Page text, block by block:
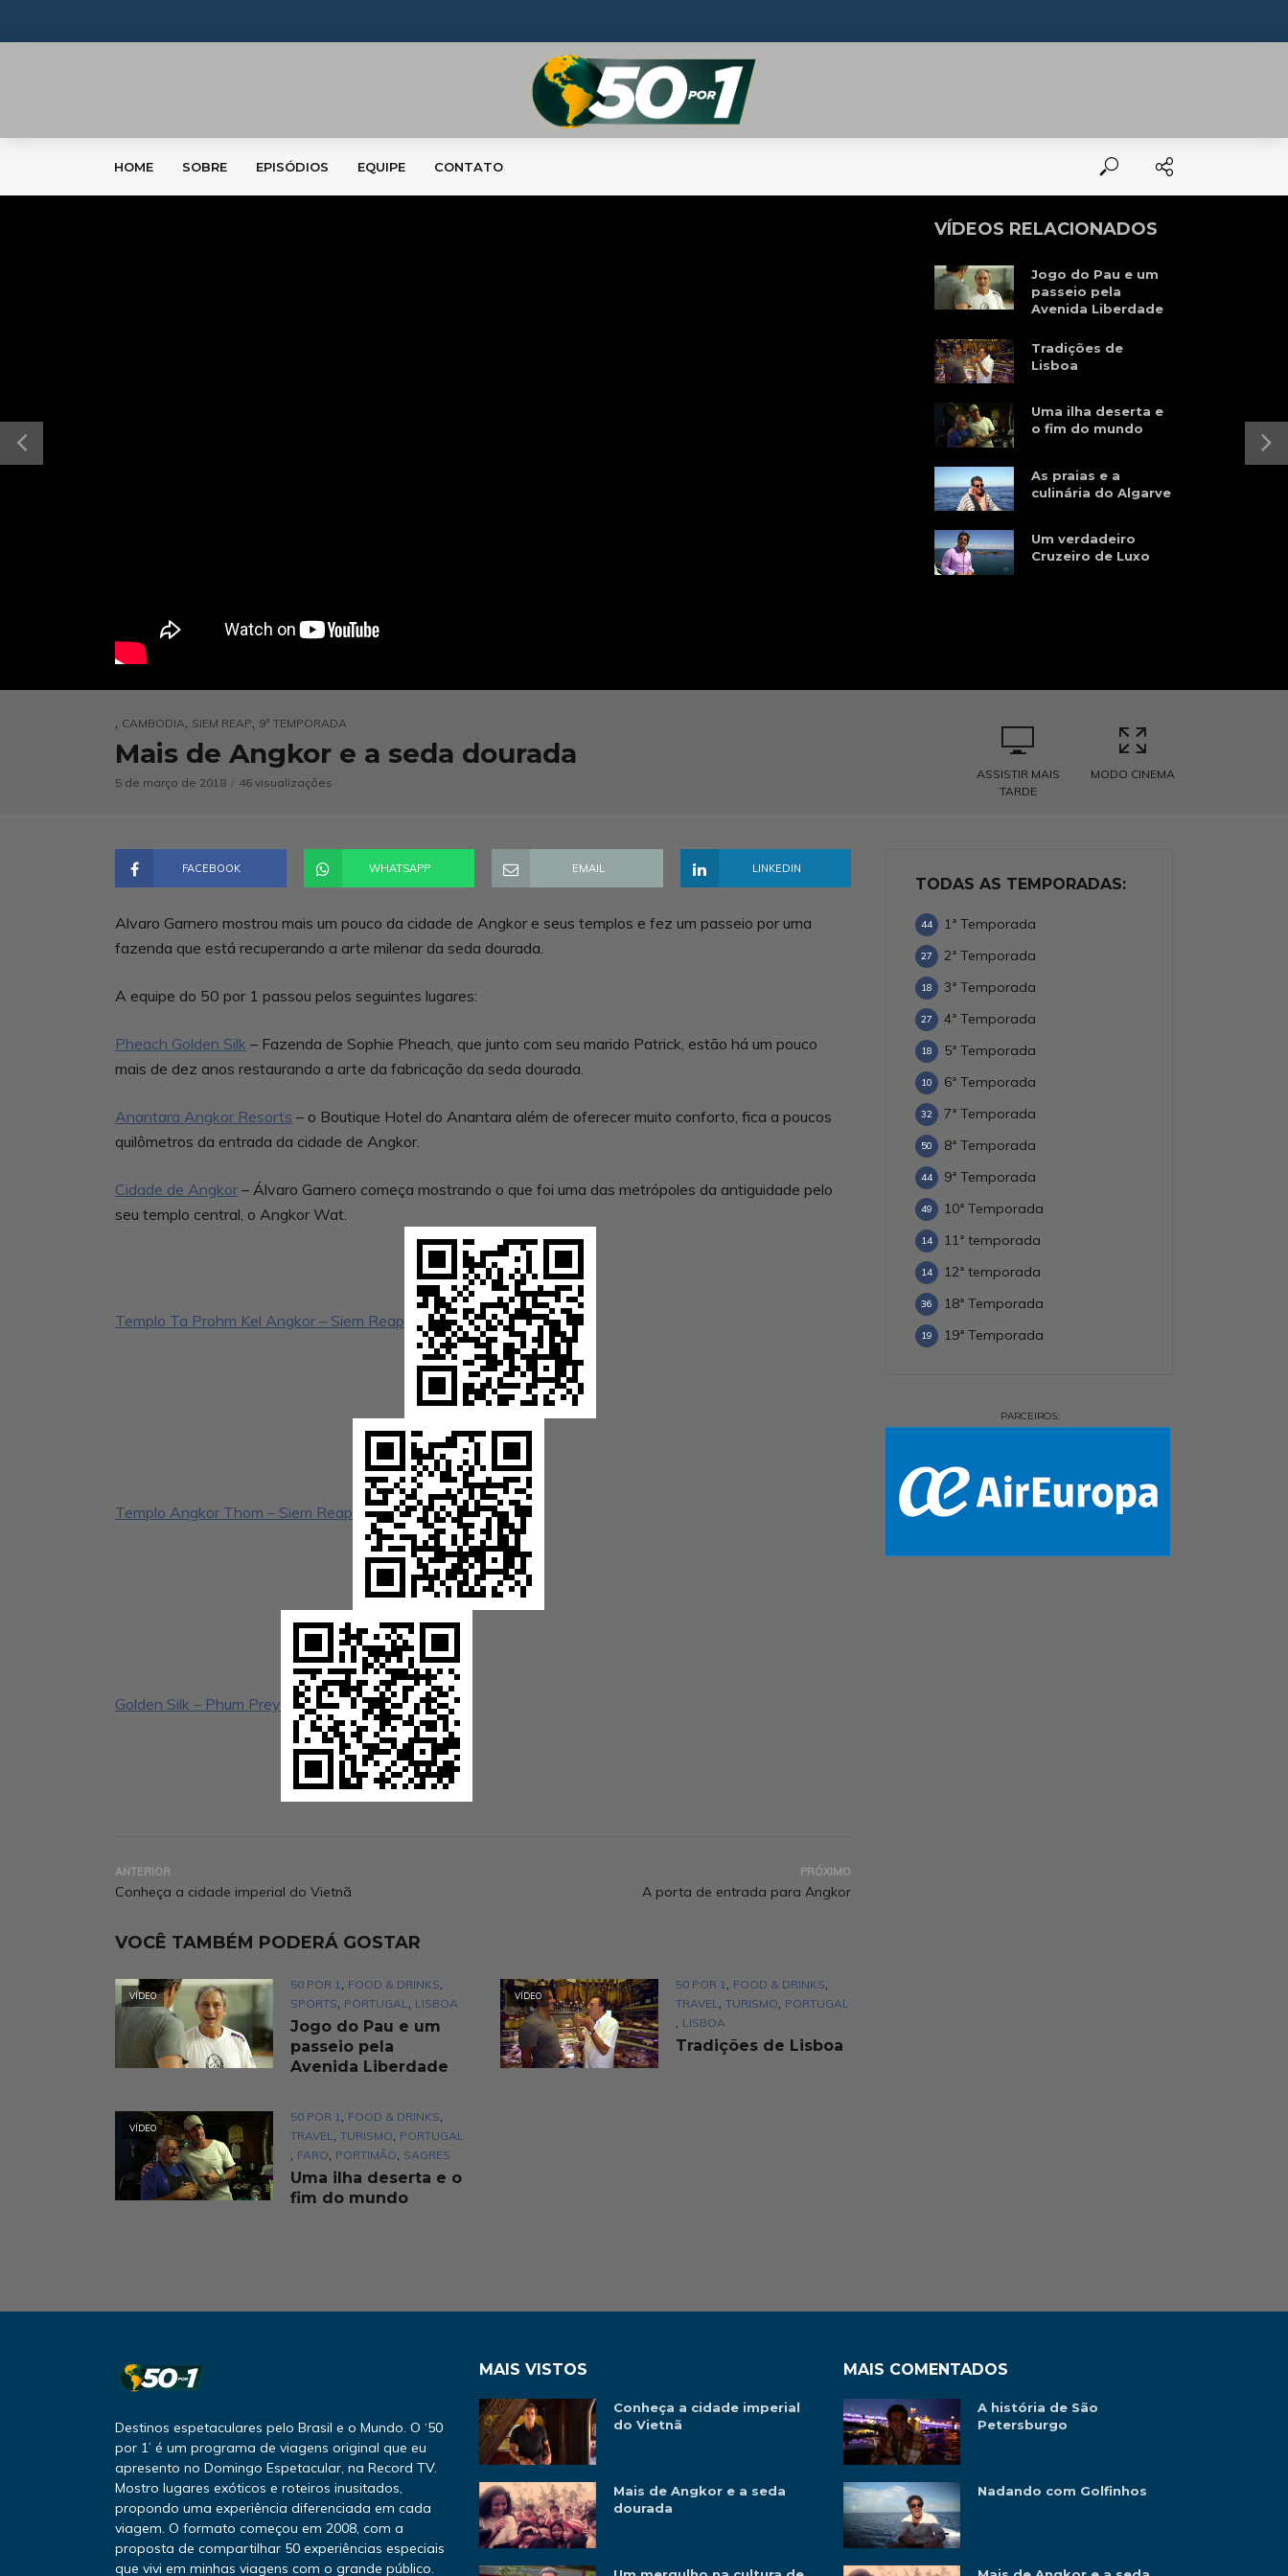
HOME SOBRE EPISÓDIOS EQUIPE CONTATO
VÍDEOS RELACIONADOS
Jogo do Pau e um
passeio pela
Avenida Liberdade
Tradições de
Lisboa
Uma ilha deserta e
o fim do mundo
As praias e a
culinária do Algarve
Um verdadeiro
Cruzeiro de Luxo
, CAMBODIA, SIEM REAP, 9ª TEMPORADA
Mais de Angkor e a seda dourada
5 de março de 2018 46 visualizações
ASSISTIR MAIS
TARDE
MODO CINEMA
FACEBOOK WHATSAPP EMAIL LINKEDIN
Alvaro Garnero mostrou mais um pouco da cidade de Angkor e seus templos e fez um passeio por uma
fazenda que está recuperando a arte milenar da seda dourada.
A equipe do 50 por 1 passou pelos seguintes lugares:
Pheach Golden Silk – Fazenda de Sophie Pheach, que junto com seu marido Patrick, estão há um pouco
mais de dez anos restaurando a arte da fabricação da seda dourada.
Anantara Angkor Resorts – o Boutique Hotel do Anantara além de oferecer muito conforto, fica a poucos
quilômetros da entrada da cidade de Angkor.
Cidade de Angkor – Álvaro Garnero começa mostrando o que foi uma das metrópoles da antiguidade pelo
seu templo central, o Angkor Wat.
Templo Ta Prohm Kel Angkor – Siem Reap
Templo Angkor Thom – Siem Reap
Golden Silk – Phum Prey
ANTERIOR
Conheça a cidade imperial do Vietnã
PRÓXIMO
A porta de entrada para Angkor
VOCÊ TAMBÉM PODERÁ GOSTAR
VÍDEO
50 POR 1 , FOOD & DRINKS,
SPORTS PORTUGAL LISBOA
Jogo do Pau e um
passeio pela
Avenida Liberdade
VÍDEO
50 POR 1 , FOOD & DRINKS,
TRAVEL TURISMO PORTUGAL
LISBOA
Tradições de Lisboa
VÍDEO
50 POR 1 FOOD & DRINKS
TRAVEL TURISMO PORTUGAL
FARO PORTIMÃO SAGRES
Uma ilha deserta e o
fim do mundo
TODAS AS TEMPORADAS:
1ª Temporada
44
2ª Temporada
27
3ª Temporada
18
4ª Temporada
27
5ª Temporada
18
6ª Temporada
10
7ª Temporada
32
8ª Temporada
50
9ª Temporada
44
10ª Temporada
49
11ª temporada
14
12ª temporada
14
18ª Temporada
36
19ª Temporada
19
PARCEIROS:
Destinos espetaculares pelo Brasil e o Mundo. O ‘50
por 1’ é um programa de viagens original que eu
apresento no Domingo Espetacular, na Record TV.
Mostro lugares exóticos e roteiros inusitados,
propondo uma experiência diferenciada em cada
viagem. O formato começou em 2008, com a
proposta de compartilhar 50 experiências especiais
que vivi em minhas viagens com o grande público.
MAIS VISTOS
Conheça a cidade imperial
do Vietnã
Mais de Angkor e a seda
dourada
MAIS COMENTADOS
A história de São
Petersburgo
Nadando com Golfinhos